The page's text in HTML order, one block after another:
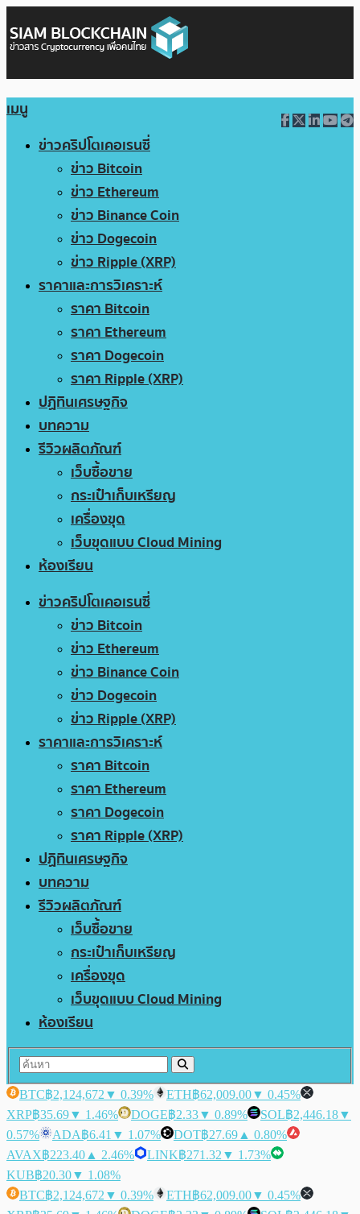
เมนู
ข่าวคริปโตเคอเรนซี่
ข่าว Bitcoin
ข่าว Ethereum
ข่าว Binance Coin
ข่าว Dogecoin
ข่าว Ripple (XRP)
ราคาและการวิเคราะห์
ราคา Bitcoin
ราคา Ethereum
ราคา Dogecoin
ราคา Ripple (XRP)
ปฏิทินเศรษฐกิจ
บทความ
รีวิวผลิตภัณฑ์
เว็บซื้อขาย
กระเป๋าเก็บเหรียญ
เครื่องขุด
เว็บขุดแบบ Cloud Mining
ห้องเรียน
ข่าวคริปโตเคอเรนซี่
ข่าว Bitcoin
ข่าว Ethereum
ข่าว Binance Coin
ข่าว Dogecoin
ข่าว Ripple (XRP)
ราคาและการวิเคราะห์
ราคา Bitcoin
ราคา Ethereum
ราคา Dogecoin
ราคา Ripple (XRP)
ปฏิทินเศรษฐกิจ
บทความ
รีวิวผลิตภัณฑ์
เว็บซื้อขาย
กระเป๋าเก็บเหรียญ
เครื่องขุด
เว็บขุดแบบ Cloud Mining
ห้องเรียน
BTC฿2,124,672 ▼ 0.39% ETH฿62,009.00▼ 0.45%
XRP฿35.69▼ 1.46% DOGE฿2.33▼ 0.89% SOL฿2,446.18▼
0.57%
ADA฿6.41 ▼ 1.07% DOT฿27.69 ▲ 0.80%
AVAX฿223.40 ▲ 2.46% LINK฿271.32 ▼ 1.73%
KUB฿20.30▼ 1.08%
BTC฿2,124,672 ▼ 0.39% ETH฿62,009.00▼ 0.45%